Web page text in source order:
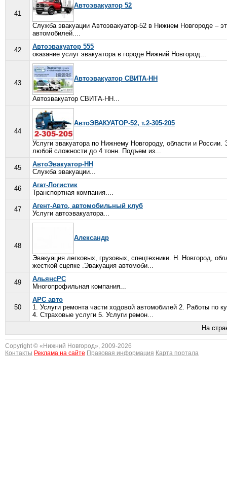
41
Автоэвакуатор 52
Служба эвакуации Автоэвакуатор-52 в Нижнем Новгороде –
автомобилей....
42
Автоэвакуатор 555
оказание услуг эвакуатора в городе Нижний Новгород...
43
Автоэвакуатор СВИТА-НН
Автоэвакуатор СВИТА-НН...
44
АвтоЭВАКУАТОР-52, т.2-305-205
Услуги эвакуатора по Нижнему Новгороду, области и
любой сложности до 4 тонн. Подъем из...
45
АвтоЭвакуатор-НН
Служба эвакуации...
46
Агат-Логистик
Транспортная компания....
47
Агент-Авто, автомобильный клуб
Услуги автоэвакуатора...
48
Александр
Эвакуация легковых, грузовых, спецтехники. Н. Новгород,
жесткой сцепке .Эвакуация автомоби...
49
АльянсРС
Многопрофильная компания...
50
АРС авто
1. Услуги ремонта части ходовой автомобилей 2. Работы по
4. Страховые услуги 5. Услуги ремон...
На
Copyright © « Нижний Новгород», 2009-2026
Контакты Реклама на сайте Правовая информация Карта портала